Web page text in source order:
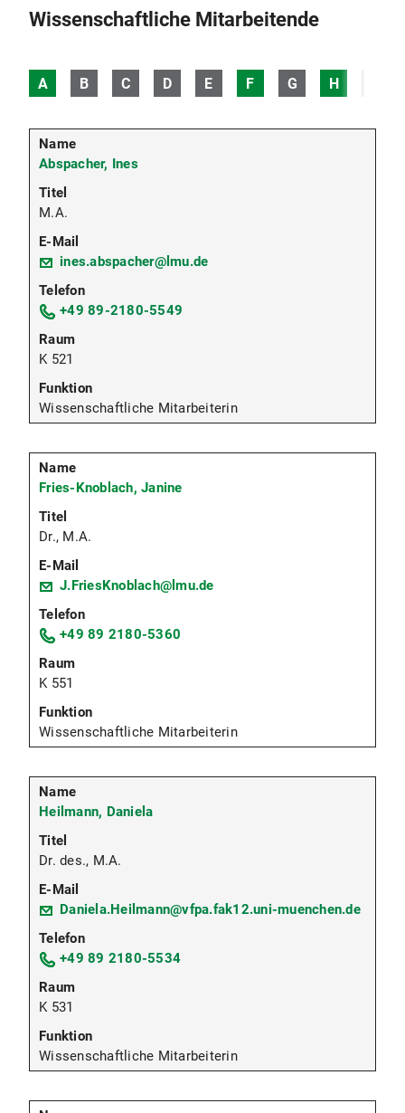
Wissenschaftliche Mitarbeitende
A B C D E F G H
Abspacher, Ines
M.A.
ines.abspacher@lmu.de
+49 89-2180-5549
K 521
Wissenschaftliche Mitarbeiterin
Fries-Knoblach, Janine
Dr., M.A.
J.FriesKnoblach@lmu.de
+49 89 2180-5360
K 551
Wissenschaftliche Mitarbeiterin
Heilmann, Daniela
Dr. des., M.A.
Daniela.Heilmann@vfpa.fak12.uni-muenchen.de
+49 89 2180-5534
K 531
Wissenschaftliche Mitarbeiterin